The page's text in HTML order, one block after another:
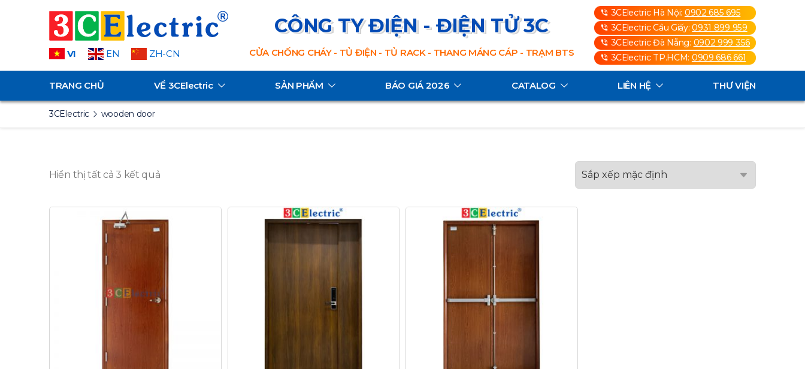
VI EN ZH-CN
CÔNG TY ĐIỆN - ĐIỆN TỬ 3C
CỬA CHỐNG CHÁY - TỦ ĐIỆN - TỦ RACK - THANG MÁNG CÁP - TRẠM BTS
3CElectric Hà Nội: 0902 685 695
3CElectric Cầu Giấy:0931 899 959
3CElectric Đà Nẵng: 0902 999 356
3CElectric TP.HCM: 0909 686 661
TRANG CHỦ VỀ 3CElectric SẢN PHẨM BÁO GIÁ 2026 CATALOG LIÊN HỆ THƯ VIỆN
3CElectric wooden door
Hiển thị tất cả 3 kết quả